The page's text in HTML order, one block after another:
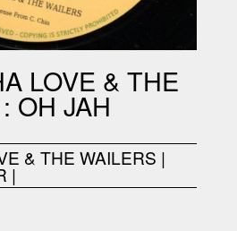
LOVE & THE
OH JAH
& THE WAILERS |
|